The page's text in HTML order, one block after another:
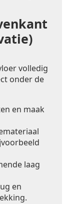
volledig
onder de
en maak
laag
en